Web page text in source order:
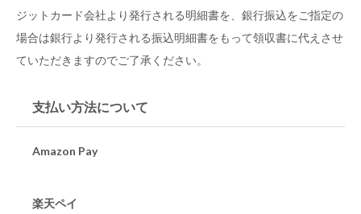
ジットカード会社より発行される明細書を、銀行振込をご指定の
場合は銀行より発行される振込明細書をもって領収書に代えさせ
ていただきますのでご了承ください。
支払い方法について
Amazon Pay
楽天ペイ